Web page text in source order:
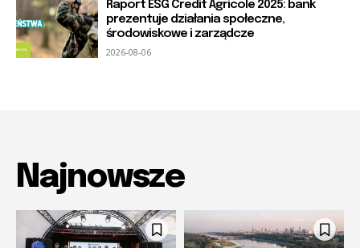
Raport ESG Credit Agricole 2025: bank
prezentuje działania społeczne,
środowiskowe i zarządcze
2026-08-06
Najnowsze